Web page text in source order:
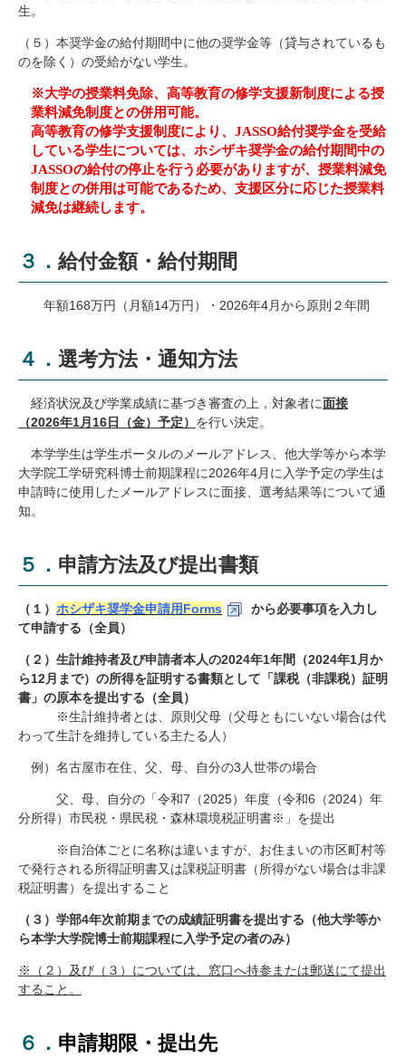
生。
（５）本奨学金の給付期間中に他の奨学金等（貸与されているも
のを除く）の受給がない学生。
※大学の授業料免除、高等教育の修学支援新制度による授
業料減免制度との併用可能。
高等教育の修学支援制度により、 JASSO給付奨学金を受給
している学生については、ホシザキ奨学金の給付期間中の
JASSOの給付の停止を行う必要がありますが、授業料減免
制度との併用は可能であるため、支援区分に応じた授業料
減免は継続します。
３．給付金額・給付期間
年額168万円（月額14万円）・ 2026年4月から原則２年間
４．選考方法・通知方法
経済状況及び学業成績に基づき審査の上，対象者に面接
（2026年1月16日（金）予定） を行い決定。
本学学生は学生ポータルのメールアドレス、他大学等から本学
大学院工学研究科博士前期課程に2026年4月に入学予定の学生は
申請時に使用したメールアドレスに面接、選考結果等について通
知。
５．申請方法及び提出書類
（１） ホシザキ奨学金申請用Forms
から必要事項を入力し
て申請する（全員）
（２）生計維持者及び申請者本人の2024年1年間（2024年1月か
ら12月まで）の所得を証明する書類として「課税（非課税）証明
書」の原本を提出する（全員）
※生計維持者とは、原則父母（父母ともにいない場合は代
わって生計を維持している主たる人）
例）名古屋市在住、父、母、自分の3人世帯の場合
父、母、自分の「令和7（2025）年度（令和6（2024）年
分所得）市民税・県民税・森林環境税証明書※」を提出
※自治体ごとに名称は違いますが、お住まいの市区町村等
で発行される所得証明書又は課税証明書（所得がない場合は非課
税証明書）を提出すること
（３）学部4年次前期までの成績証明書を提出する（他大学等か
ら本学大学院博士前期課程に入学予定の者のみ）
※（２）及び（３）については、窓口へ持参または郵送にて提出
すること。
６．申請期限・提出先